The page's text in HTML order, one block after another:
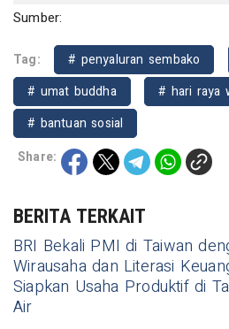
Sumber:
Tag: # penyaluran sembako
# umat buddha
# hari raya
# bantuan sosial
Share:
BERITA TERKAIT
BRI Bekali PMI di Taiwan
Wirausaha dan Literasi
Siapkan Usaha Produktif di
Air